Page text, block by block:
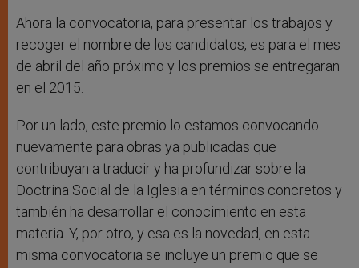
Ahora la convocatoria, para presentar los trabajos y
recoger el nombre de los candidatos, es para el mes
de abril del año próximo y los premios se entregaran
en el 2015.
Por un lado, este premio lo estamos convocando
nuevamente para obras ya publicadas que
contribuyan a traducir y ha profundizar sobre la
Doctrina Social de la Iglesia en términos concretos y
también ha desarrollar el conocimiento en esta
materia. Y, por otro, y esa es la novedad, en esta
misma convocatoria se incluye un premio que se